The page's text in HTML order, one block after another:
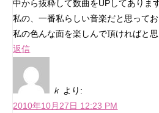
中から抜粋して数曲をUPしてありま
私の、一番私らしい音楽だと思ってお
私の色んな面を楽しんで頂ければと
返信
ｋ より:
2010年10月27日 12:23 PM